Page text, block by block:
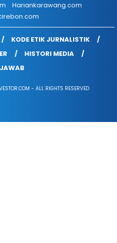
Hariankarawang.com
KODE ETIK JURNALISTIK
HISTORI MEDIA
- ALL RIGHTS RESERVED